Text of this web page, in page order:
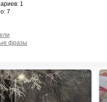
1
7
фразы